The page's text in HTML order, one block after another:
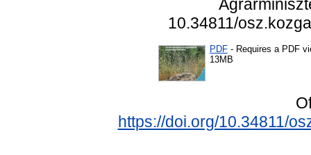
10.34811/
PDF - Requires a PDF
13MB
https://doi.org/10.34811/